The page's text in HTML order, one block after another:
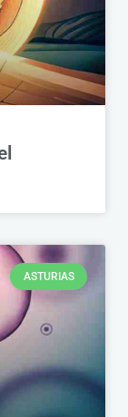
ASTURIAS